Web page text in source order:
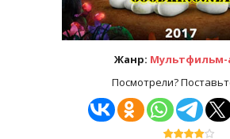
Жанр:
Посмотрели?